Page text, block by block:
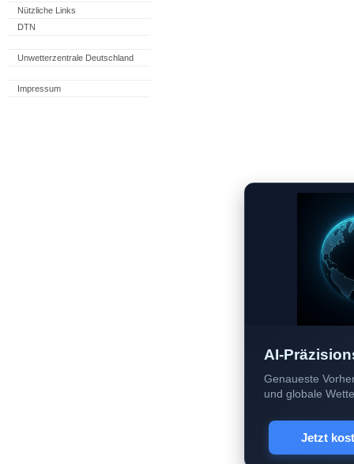
Nützliche Links
DTN
Unwetterzentrale Deutschland
Impressum
AI-
Genaueste
und globale
Jetzt